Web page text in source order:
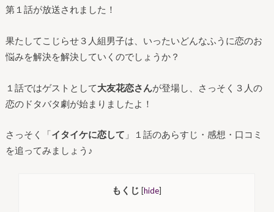
第１話が放送されました！
果たしてこじらせ３人組男子は、いったいどんなふうに恋のお
悩みを解決を解決していくのでしょうか？
１話ではゲストとして大友花恋さんが登場し、さっそく３人の
恋のドタバタ劇が始まりましたよ！
さっそく「イタイケに恋して 」１話のあらすじ・感想・口コミ
を追ってみましょう♪
もくじ [hide]